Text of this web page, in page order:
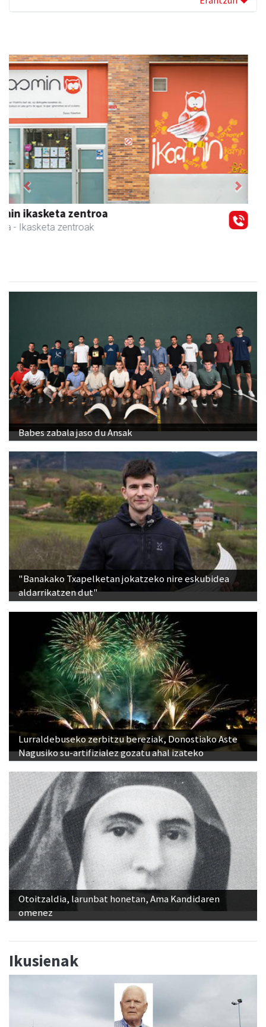
Magale Ikastetxea
Urnieta - Hezkuntza
Previous Next
Babes zabala jaso du Ansak
"Banakako Txapelketan jokatzeko nire eskubidea
aldarrikatzen dut"
Lurraldebuseko zerbitzu bereziak, Donostiako Aste
Nagusiko su-artifizialez gozatu ahal izateko
Otoitzaldia, larunbat honetan, Ama Kandidaren
omenez
Ikusienak